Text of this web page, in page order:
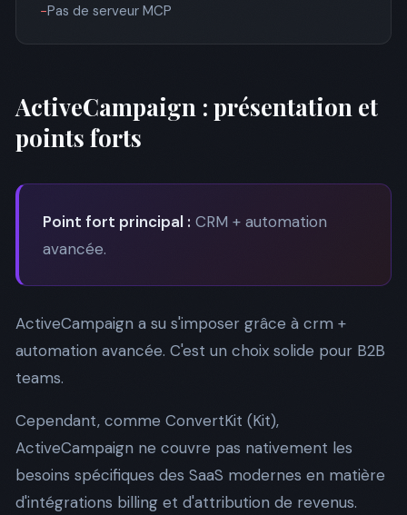
−Pas de serveur MCP
ActiveCampaign : présentation et
points forts
Point fort principal : CRM + automation
avancée.
ActiveCampaign a su s'imposer grâce à crm +
automation avancée. C'est un choix solide pour B2B
teams.
Cependant, comme ConvertKit (Kit),
ActiveCampaign ne couvre pas nativement les
besoins spécifiques des SaaS modernes en matière
d'intégrations billing et d'attribution de revenus.